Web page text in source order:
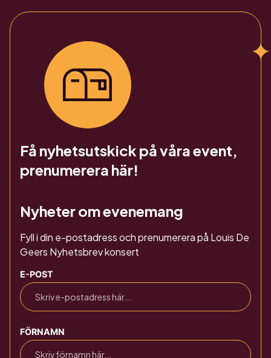
Få nyhetsutskick på våra event,
prenumerera här!
Nyheter om evenemang
Fyll i din e-postadress och prenumerera på Louis De
Geers Nyhetsbrev konsert
E-POST
FÖRNAMN